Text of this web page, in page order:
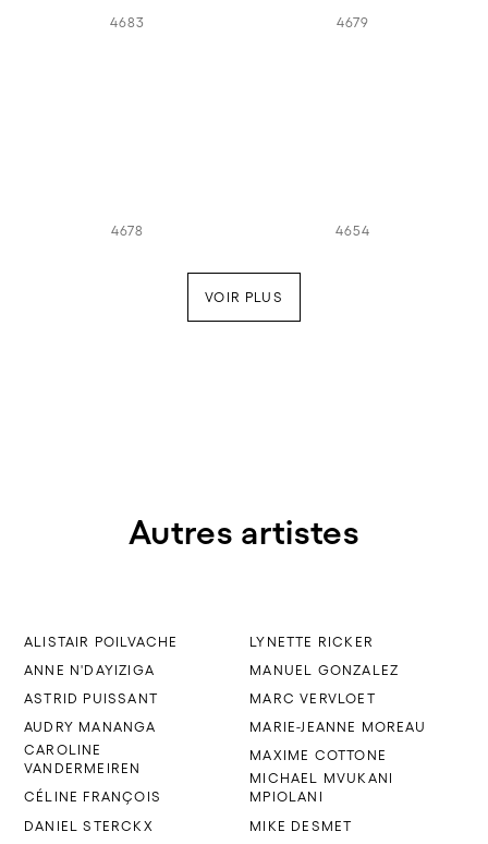
4683 4679
4678 4654
VOIR PLUS
Autres artistes
ALISTAIR POILVACHE
ANNE N'DAYIZIGA
ASTRID PUISSANT
AUDRY MANANGA
CAROLINE
VANDERMEIREN
CÉLINE FRANÇOIS
DANIEL STERCKX
LYNETTE RICKER
MANUEL GONZALEZ
MARC VERVLOET
MARIE-JEANNE MOREAU
MAXIME COTTONE
MICHAEL MVUKANI
MPIOLANI
MIKE DESMET